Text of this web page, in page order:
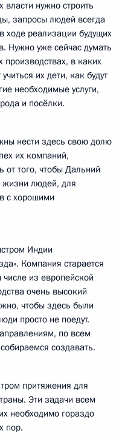
нужно строить
запросы людей всегда
ходе реализации будущих
Нужно уже сейчас думать
производствах, в каких
их дети, как будут
необходимые услуги,
и посёлки.
нести здесь свою долю
их компаний,
от того, чтобы Дальний
жизни людей, для
с хорошими
Индии
Компания старается
числе из европейской
очень высокий
чтобы здесь были
просто не поедут.
по всем
создавать.
притяжения для
Эти задачи всем
необходимо гораздо
пор.